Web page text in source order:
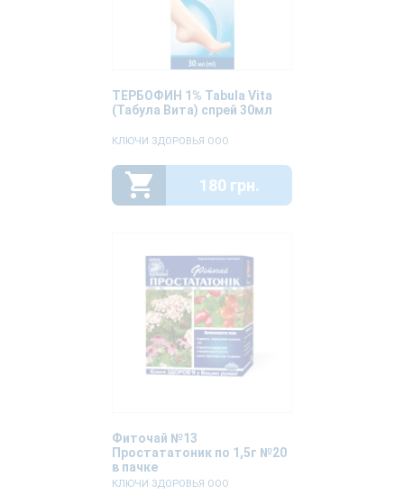
ТЕРБОФИН 1% Tabula Vita
(Табула Вита) спрей 30мл
КЛЮЧИ ЗДОРОВЬЯ ООО
180 грн.
Фиточай №13
Простататоник по 1,5г №20
в пачке
КЛЮЧИ ЗДОРОВЬЯ ООО